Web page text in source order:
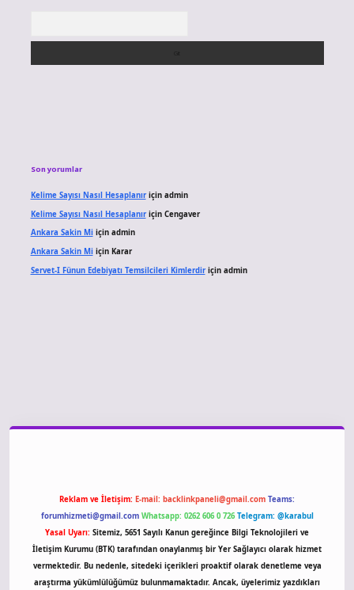
Son yorumlar
Kelime Sayısı Nasıl Hesaplanıriçin admin
Kelime Sayısı Nasıl Hesaplanıriçin Cengaver
Ankara Sakin Miiçin admin
Ankara Sakin Miiçin Karar
Servet-I Fünun Edebiyatı Temsilcileri Kimlerdiriçin admin
Reklam ve İletişim: E-mail: backlinkpaneli@gmail.com Teams:
forumhizmeti@gmail.com Whatsapp: 0262 606 0 726 Telegram: @karabul
Yasal Uyarı: Sitemiz, 5651 Sayılı Kanun gereğince Bilgi Teknolojileri ve
İletişim Kurumu (BTK) tarafından onaylanmış bir Yer Sağlayıcı olarak hizmet
vermektedir. Bu nedenle, sitedeki içerikleri proaktif olarak denetleme veya
araştırma yükümlülüğümüz bulunmamaktadır. Ancak, üyelerimiz yazdıkları